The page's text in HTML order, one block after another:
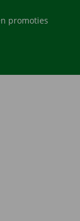
promoties